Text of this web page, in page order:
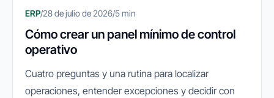
ERP/28 de julio de 2026/5 min
Cómo crear un panel mínimo de control
operativo
Cuatro preguntas y una rutina para localizar
operaciones, entender excepciones y decidir con